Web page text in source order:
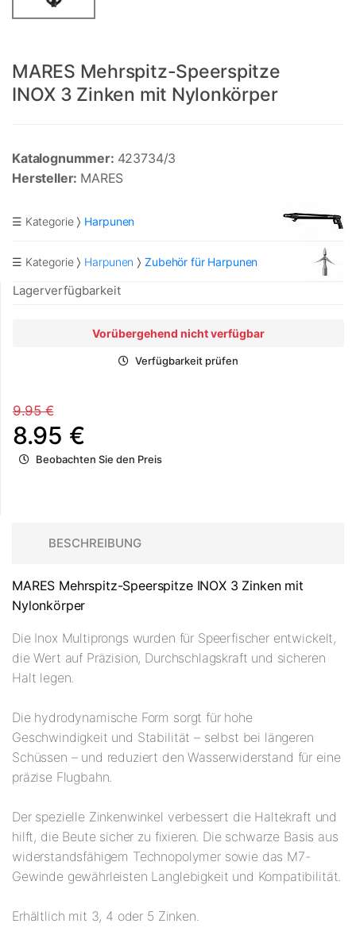
MARES Mehrspitz-Speerspitze
INOX 3 Zinken mit Nylonkörper
Katalognummer: 423734/3
Hersteller: MARES
☰ Kategorie Harpunen
☰ Kategorie Harpunen Zubehör für Harpunen
Lagerverfügbarkeit
Vorübergehend nicht verfügbar
Verfügbarkeit prüfen
9.95 €
8.95 €
Beobachten Sie den Preis
BESCHREIBUNG
MARES Mehrspitz-Speerspitze INOX 3 Zinken mit
Nylonkörper
Die Inox Multiprongs wurden für Speerfischer entwickelt,
die Wert auf Präzision, Durchschlagskraft und sicheren
Halt legen.
Die hydrodynamische Form sorgt für hohe
Geschwindigkeit und Stabilität – selbst bei längeren
Schüssen – und reduziert den Wasserwiderstand für eine
präzise Flugbahn.
Der spezielle Zinkenwinkel verbessert die Haltekraft und
hilft, die Beute sicher zu fixieren. Die schwarze Basis aus
widerstandsfähigem Technopolymer sowie das M7-
Gewinde gewährleisten Langlebigkeit und Kompatibilität.
Erhältlich mit 3, 4 oder 5 Zinken.